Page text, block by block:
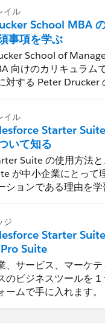
イル
School MBA
事項を学ぶ
School of
向けのカリキュラム
対する Peter Drucker
イル
Starter Suite
いて知る
Suite の使用方法
が中小企業にとって
ションである理由を学
ジ
Starter Suite
Suite
、サービス、マーケ
のビジネスツールを 1
ームで手に入れます。